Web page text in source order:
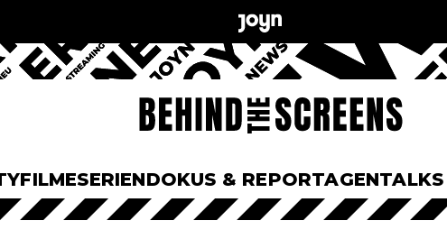
FILMESERIENDOKUS & REPORTAGEN